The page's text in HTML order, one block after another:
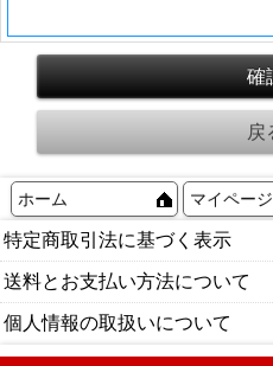
ホーム マイページ
特定商取引法に基づく表示
送料とお支払い方法について
個人情報の取扱いについて